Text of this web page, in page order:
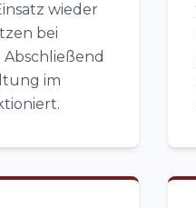
wieder
bei
Abschließend
im